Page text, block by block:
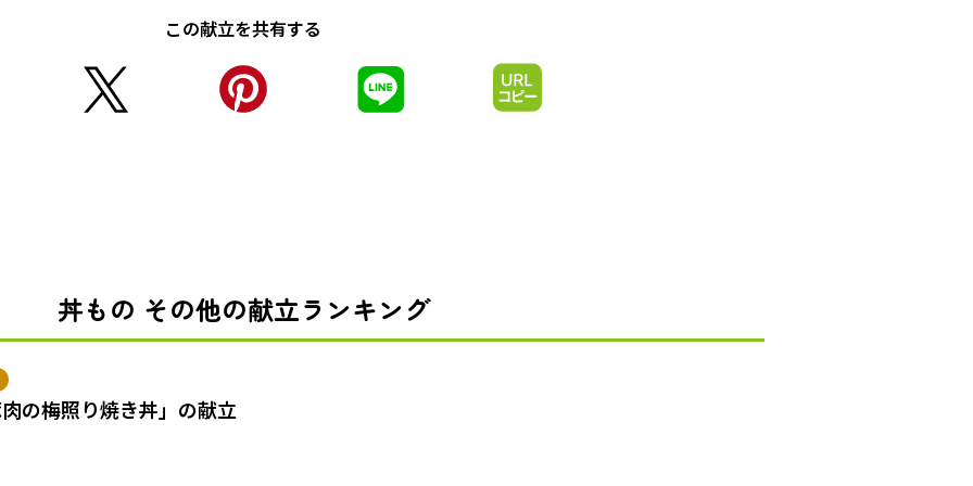
この献立を共有する
丼もの その他の献立ランキング
の梅照り焼き丼」の献立